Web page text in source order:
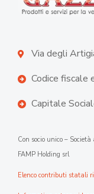
Via degli
Codice
Capitale
Con socio unico –
FAMP Holding srl
Elenco contributi statali